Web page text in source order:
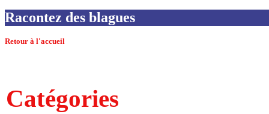
Racontez des blagues
Retour à l'accueil
Catégories